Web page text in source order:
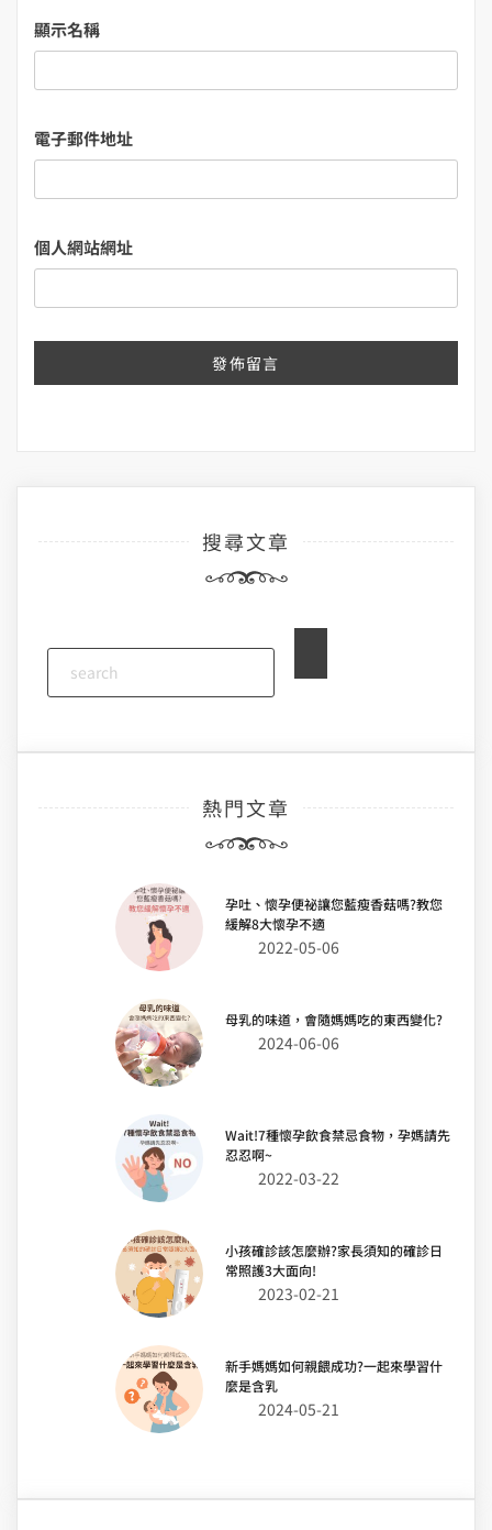
顯示名稱
電子郵件地址
個人網站網址
搜尋文章
熱門文章
孕吐、懷孕便祕讓您藍瘦香菇嗎?教您
緩解8大懷孕不適
2022-05-06
母乳的味道，會隨媽媽吃的東西變化?
2024-06-06
Wait!7種懷孕飲食禁忌食物，孕媽請先
忍忍啊~
2022-03-22
小孩確診該怎麼辦?家長須知的確診日
常照護3大面向!
2023-02-21
新手媽媽如何親餵成功?一起來學習什
麼是含乳
2024-05-21